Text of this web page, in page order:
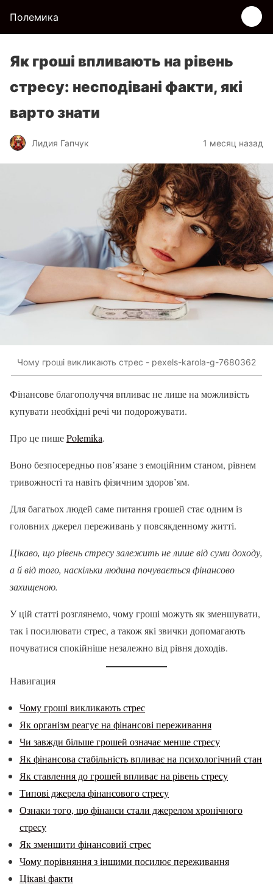
Полемика
Як гроші впливають на рівень
стресу: несподівані факти, які
варто знати
Лидия Гапчук 1 месяц назад
Чому гроші викликають стрес - pexels-karola-g-7680362
Фінансове благополуччя впливає не лише на можливість
купувати необхідні речі чи подорожувати.
Про це пишеPolemika.
Воно безпосередньо пов’язане з емоційним станом, рівнем
тривожності та навіть фізичним здоров’ям.
Для багатьох людей саме питання грошей стає одним із
головних джерел переживань у повсякденному житті.
Цікаво, що рівень стресу залежить не лише від суми доходу,
а й від того, наскільки людина почувається фінансово
захищеною.
У цій статті розглянемо, чому гроші можуть як зменшувати,
так і посилювати стрес, а також які звички допомагають
почуватися спокійніше незалежно від рівня доходів.
Навигация
Чому гроші викликають стрес
Як організм реагує на фінансові переживання
Чи завжди більше грошей означає менше стресу
Як фінансова стабільність впливає на психологічний стан
Як ставлення до грошей впливає на рівень стресу
Типові джерела фінансового стресу
Ознаки того, що фінанси стали джерелом хронічного
стресу
Як зменшити фінансовий стрес
Чому порівняння з іншими посилює переживання
Цікаві факти